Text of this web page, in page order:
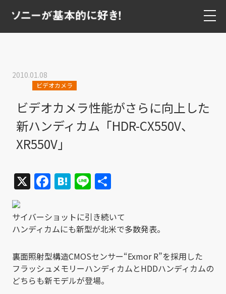
2010.01.08
ビデオカメラ
ビデオカメラ性能がさらに向上した
新ハンディカム「HDR-CX550V、
XR550V」
X Facebook
Hatena
Line
サイバーショットに引き続いて
ハンディカムにも新型が北米で多数発表。
裏面照射型構造CMOSセンサー“Exmor R”を採用した
フラッシュメモリーハンディカムとHDDハンディカムの
どちらも新モデルが登場。